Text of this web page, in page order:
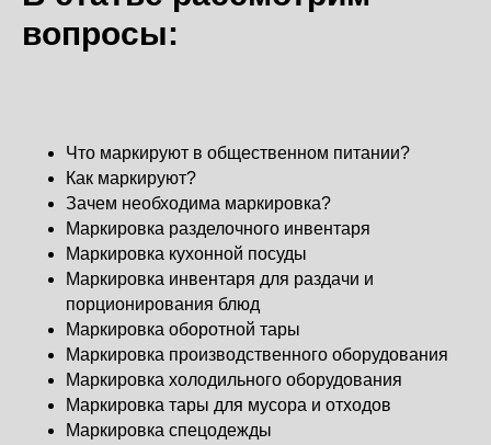
вопросы:
Что маркируют в общественном питании?
Как маркируют?
Зачем необходима маркировка?
Маркировка разделочного инвентаря
Маркировка кухонной посуды
Маркировка инвентаря для раздачи и
порционирования блюд
Маркировка оборотной тары
Маркировка производственного оборудования
Маркировка холодильного оборудования
Маркировка тары для мусора и отходов
Маркировка спецодежды